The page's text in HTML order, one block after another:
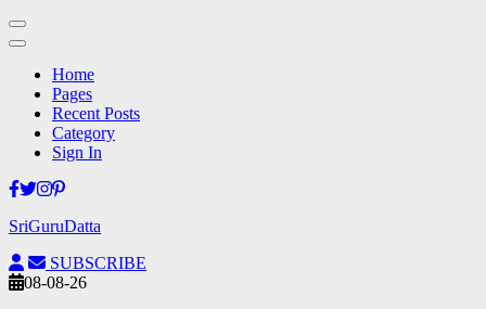
Home
Pages
Recent Posts
Category
Sign In
Skip
content
Enter)
SriGuruDatta
SUBSCRIBE
08-08-26